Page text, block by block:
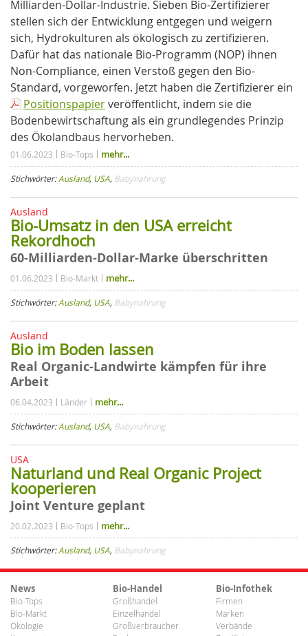
Milliarden-Dollar-Industrie. Sieben Bio-Zertifizierer
stellen sich der Entwicklung entgegen und weigern
sich, Hydrokulturen als ökologisch zu zertifizieren.
Dafür hat das nationale Bio-Programm (NOP) ihnen
Non-Compliance, einen Verstoß gegen den Bio-
Standard, vorgeworfen. Jetzt haben die Zertifizierer ein
Positionspapierveröffentlicht, indem sie die
Bodenbewirtschaftung als ein grundlegendes Prinzip
des Ökolandbaus hervorheben.
01.06.2023 Bio-Tops mehr...
Stichwörter:Ausland, USA, Babynahrung
Ausland
Bio-Umsatz in den USA erreicht
Rekordhoch
60-Milliarden-Dollar-Marke überschritten
01.06.2023 Bio-Markt mehr...
Stichwörter:Ausland, USA, Babynahrung
Ausland
Bio im Boden lassen
Real Organic-Landwirte kämpfen für ihre
Arbeit
06.04.2023 Länder mehr...
Stichwörter:Ausland, USA, Babynahrung
USA
Naturland und Real Organic Project
kooperieren
Joint Venture geplant
20.02.2023 Bio-Tops mehr...
Stichwörter:Ausland, USA, Babynahrung
News
Bio-Tops
Bio-Markt
Ökologie
Bio-Handel
Großhandel
Einzelhandel
Großverbraucher
Bio-Infothek
Firmen
Marken
Verbände